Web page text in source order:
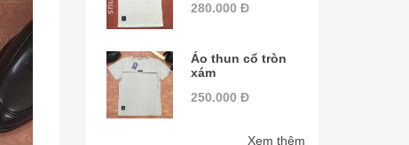
280.000 Đ
Áo thun cổ tròn
xám
250.000 Đ
Xem thêm